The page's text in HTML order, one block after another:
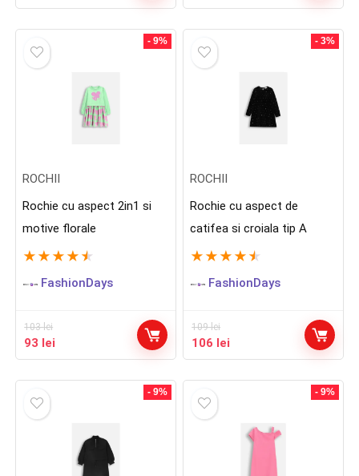
inițial
132 lei.
curent
inițial
99 lei.
curent
- 9%
ROCHII
Rochie cu aspect 2in1 si
motive florale
★ ★ ★ ★ ★
FashionDays
103lei
Prețul
inițial
103 lei.
93 lei
curent
- 3%
ROCHII
Rochie cu aspect de
catifea si croiala tip A
★ ★ ★ ★ ★
FashionDays
109lei
Prețul
inițial
109 lei.
106 lei
curent
- 9% - 9%